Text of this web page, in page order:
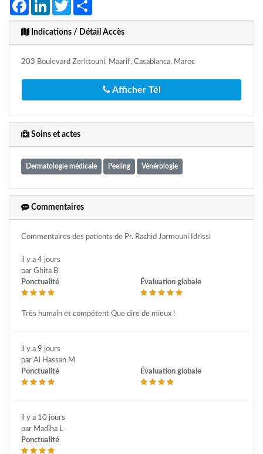
Indications / Détail Accès
203 Boulevard Zerktouni, Maarif, Casablanca, Maroc
Afficher Tél
Soins et actes
Dermatologie médicale Peeling Vénérologie
Commentaires
Commentaires des patients de Pr. Rachid Jarmouni Idrissi
il y a 4 jours
par Ghita B
Ponctualité
Évaluation globale
Très humain et compétent Que dire de mieux !
il y a 9 jours
par Al Hassan M
Ponctualité
Évaluation globale
il y a 10 jours
par Madiha L
Ponctualité